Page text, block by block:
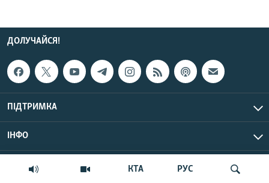
КТА РУС
ДОЛУЧАЙСЯ!
ПІДТРИМКА
ІНФО
© Крим.Реалії, 2026 | Усі права застережено.